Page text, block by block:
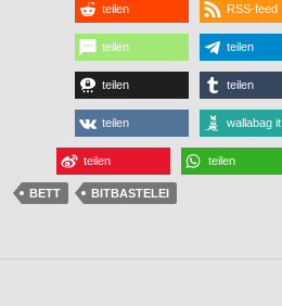
teilen RSS-feed
teilen teilen
teilen teilen
teilen wallabag it
teilen teilen
BETT BITBASTELEI